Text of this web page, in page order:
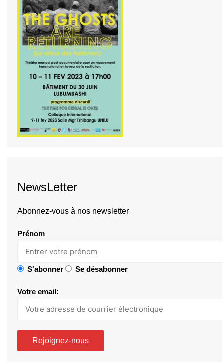
NewsLetter
Abonnez-vous à nos newsletter
Prénom
S'abonner Se désabonner
Votre email: